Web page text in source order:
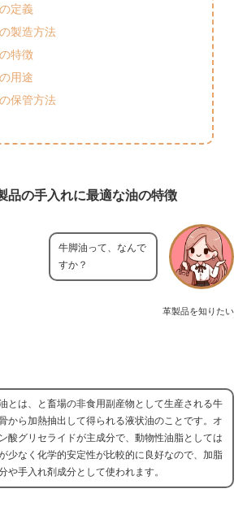
定義
製造方法
特徴
用途
保管方法
品の手入れに最適な油の特徴
革製品を知りたい
牛脚油って、なんで
すか？
とは、と畜場の非食用副産物として生産される牛
から加熱抽出して得られる液状油のことです。オ
酸グリセライドが主成分で、動物性油脂としては
少なく化学的安定性が比較的に良好なので、加脂
や手入れ剤成分として使われます。